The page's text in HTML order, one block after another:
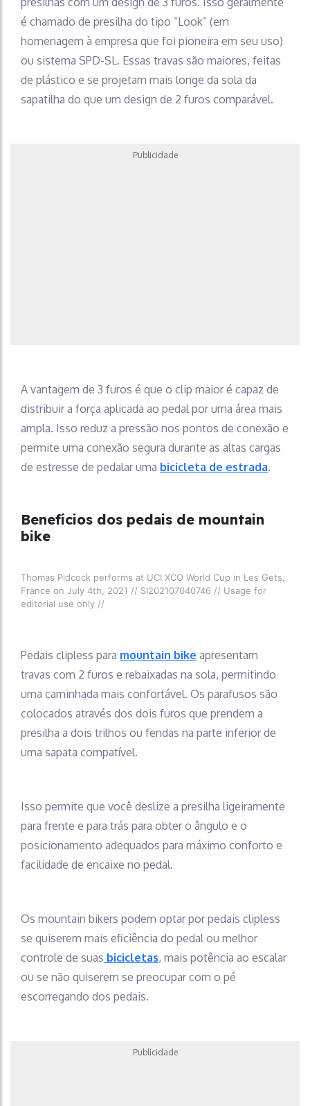
é chamado de presilha do tipo “Look” (em
homenagem à empresa que foi pioneira em seu uso)
ou sistema SPD-SL. Essas travas são maiores, feitas
de plástico e se projetam mais longe da sola da
sapatilha do que um design de 2 furos comparável.
Publicidade
A vantagem de 3 furos é que o clip maior é capaz de
distribuir a força aplicada ao pedal por uma área mais
ampla. Isso reduz a pressão nos pontos de conexão e
permite uma conexão segura durante as altas cargas
de estresse de pedalar uma bicicleta de estrada.
Benefícios dos pedais de mountain
bike
Thomas Pidcock performs at UCI XCO World Cup in Les Gets,
France on July 4th, 2021 // SI202107040746 // Usage for
editorial use only //
Pedais clipless para mountain bike apresentam
travas com 2 furos e rebaixadas na sola, permitindo
uma caminhada mais confortável. Os parafusos são
colocados através dos dois furos que prendem a
presilha a dois trilhos ou fendas na parte inferior de
uma sapata compatível.
Isso permite que você deslize a presilha ligeiramente
para frente e para trás para obter o ângulo e o
posicionamento adequados para máximo conforto e
facilidade de encaixe no pedal.
Os mountain bikers podem optar por pedais clipless
se quiserem mais eficiência do pedal ou melhor
controle de suas bicicletas, mais potência ao escalar
ou se não quiserem se preocupar com o pé
escorregando dos pedais.
Publicidade